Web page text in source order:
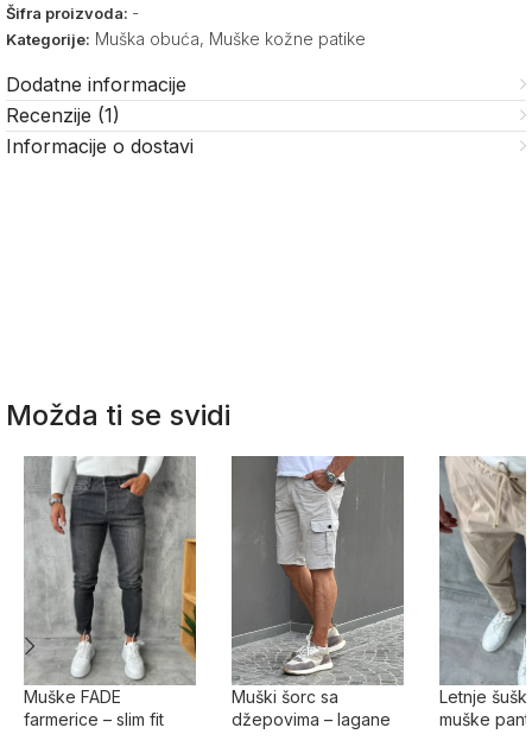
Šifra proizvoda: -
Kategorije: Muška obuća, Muške kožne patike
Dodatne informacije
Recenzije (1)
Informacije o dostavi
Možda ti se svidi
Muške FADE
farmerice – slim fit
Muški šorc sa
džepovima – lagane
Letnje
muške